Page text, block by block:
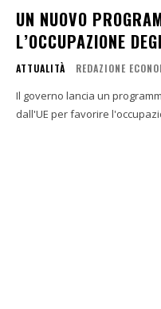
UN NUOVO
L’OCCUPAZIONE
ATTUALITÀ REDAZIONE
Il governo lancia un
dall'UE per favorire